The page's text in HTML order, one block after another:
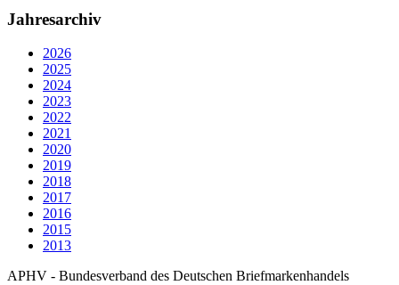
Jahresarchiv
2026
2025
2024
2023
2022
2021
2020
2019
2018
2017
2016
2015
2013
APHV - Bundesverband des Deutschen Briefmarkenhandels